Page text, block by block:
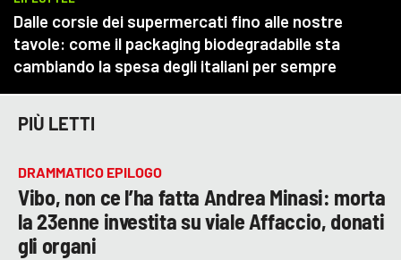
PIÙ LETTI
DRAMMATICO EPILOGO
Vibo, non ce l’ha fatta Andrea Minasi: morta
la 23enne investita su viale Affaccio, donati
gli organi